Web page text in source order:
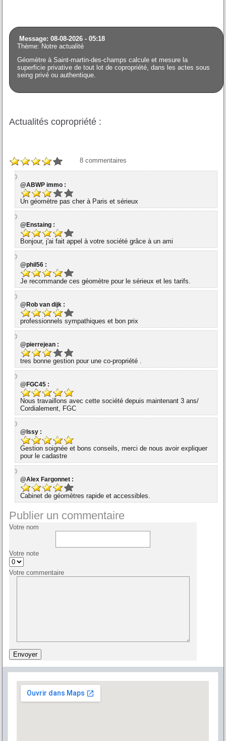
Message: 08-08-2026 - 05:18
Thème: Notre actualité
Géomètre à Saint-martin-des-champs calcule et mesure la
superficie privative de tout lot de copropriété, dans les actes sous
seing privé ou authentique.
Actualités copropriété :
8 commentaires
@ABWP immo :
Un géomètre pas cher à Paris et sérieux
@Enstaing :
Bonjour, j'ai fait appel à votre société grâce à un ami
@phil56 :
Je recommande ces géomètre pour le sérieux et les tarifs.
@Rob van dijk :
professionnels sympathiques et bon prix
@pierrejean :
tres bonne gestion pour une co-propriété .
@FGC45 :
Nous travaillons avec cette société depuis maintenant 3 ans/
Cordialement, FGC
@Issy :
Gestion soignée et bons conseils, merci de nous avoir expliquer
pour le cadastre
@Alex Fargonnet :
Cabinet de géomètres rapide et accessibles.
Publier un commentaire
Votre nom
Votre note
Votre commentaire